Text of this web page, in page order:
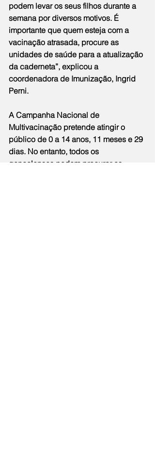
podem levar os seus filhos durante a
semana por diversos motivos. É
importante que quem esteja com a
vacinação atrasada, procure as
unidades de saúde para a atualização
da caderneta”, explicou a
coordenadora de Imunização, Ingrid
Perni.
A Campanha Nacional de
Multivacinação pretende atingir o
público de 0 a 14 anos, 11 meses e 29
dias. No entanto, todos os
gonçalenses podem procurar as